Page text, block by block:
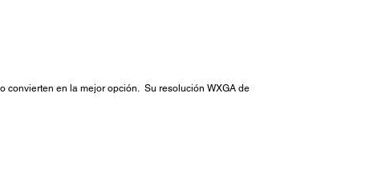
convierten en la mejor opción. Su resolución WXGA de